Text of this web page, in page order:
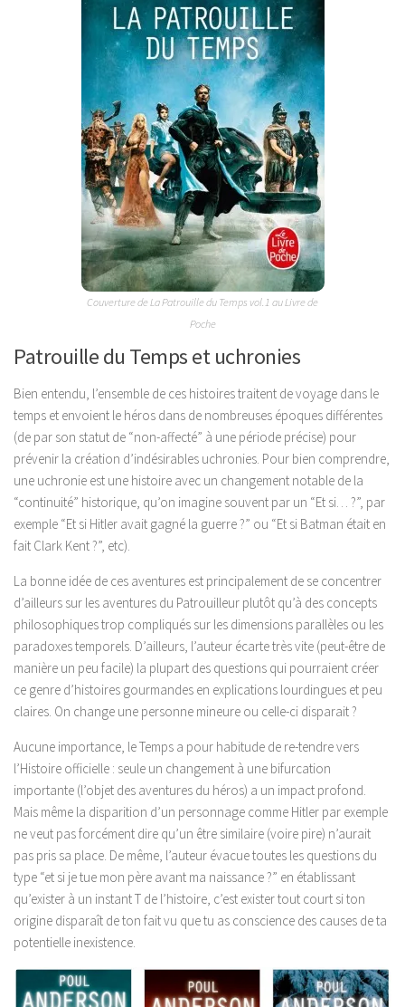
Couverture de La Patrouille du Temps vol.1 au Livre de
Poche
Patrouille du Temps et uchronies
Bien entendu, l’ensemble de ces histoires traitent de voyage dans le
temps et envoient le héros dans de nombreuses époques différentes
(de par son statut de “non-affecté” à une période précise) pour
prévenir la création d’indésirables uchronies. Pour bien comprendre,
une uchronie est une histoire avec un changement notable de la
“continuité” historique, qu’on imagine souvent par un “Et si… ?”, par
exemple “Et si Hitler avait gagné la guerre ?” ou “Et si Batman était en
fait Clark Kent ?”, etc).
La bonne idée de ces aventures est principalement de se concentrer
d’ailleurs sur les aventures du Patrouilleur plutôt qu’à des concepts
philosophiques trop compliqués sur les dimensions parallèles ou les
paradoxes temporels. D’ailleurs, l’auteur écarte très vite (peut-être de
manière un peu facile) la plupart des questions qui pourraient créer
ce genre d’histoires gourmandes en explications lourdingues et peu
claires. On change une personne mineure ou celle-ci disparait ?
Aucune importance, le Temps a pour habitude de re-tendre vers
l’Histoire officielle : seule un changement à une bifurcation
importante (l’objet des aventures du héros) a un impact profond.
Mais même la disparition d’un personnage comme Hitler par exemple
ne veut pas forcément dire qu’un être similaire (voire pire) n’aurait
pas pris sa place. De même, l’auteur évacue toutes les questions du
type “et si je tue mon père avant ma naissance ?” en établissant
qu’exister à un instant T de l’histoire, c’est exister tout court si ton
origine disparaît de ton fait vu que tu as conscience des causes de ta
potentielle inexistence.